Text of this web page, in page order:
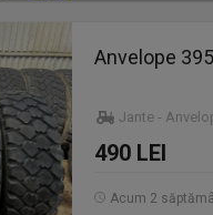
Anvelope
Jante -
490 LEI
Acum 2